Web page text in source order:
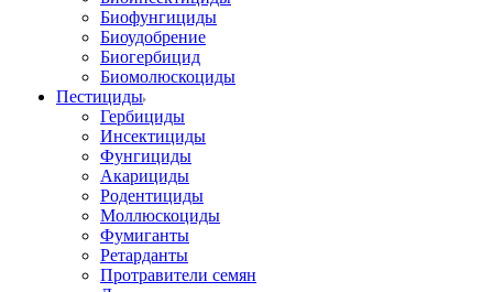
Биофунгициды
Биоудобрение
Биогербицид
Биомолюскоциды
Пестициды
Гербициды
Инсектициды
Фунгициды
Акарициды
Родентициды
Моллюскоциды
Фумиганты
Ретарданты
Протравители семян